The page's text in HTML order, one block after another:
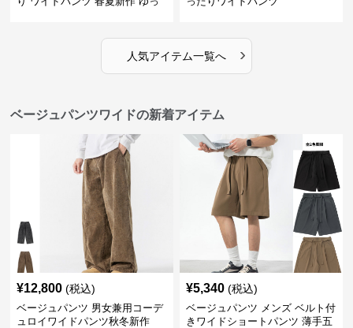
人気アイテム一覧へ ›
ベージュパンツワイドの新着アイテム
¥12,800 (税込)
ベージュパンツ 男女兼用コーデ
ュロイワイドパンツ秋冬新作
¥5,340 (税込)
ベージュパンツ メンズ ベルト付
きワイドショートパンツ 薄手五